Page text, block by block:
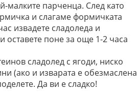
малките парченца. След като
и слагаме формичката
извадете сладоледа и
поне за още 1-2 часа
сладолед с ягоди, ниско
(ако и изварата е обезмаслена
Да ви е сладко!